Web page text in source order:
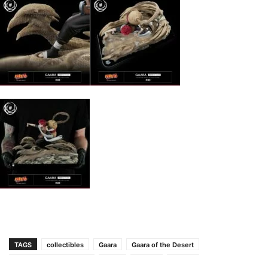
TAGS collectibles Gaara
Gaara of the Desert